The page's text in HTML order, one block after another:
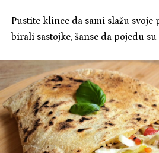
Pustite klince da sami slažu svoje
birali sastojke, šanse da pojedu su